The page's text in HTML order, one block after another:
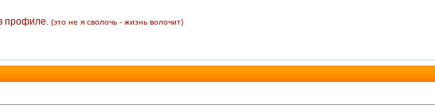
профиле. (это не я сволочь - жизнь волочит)